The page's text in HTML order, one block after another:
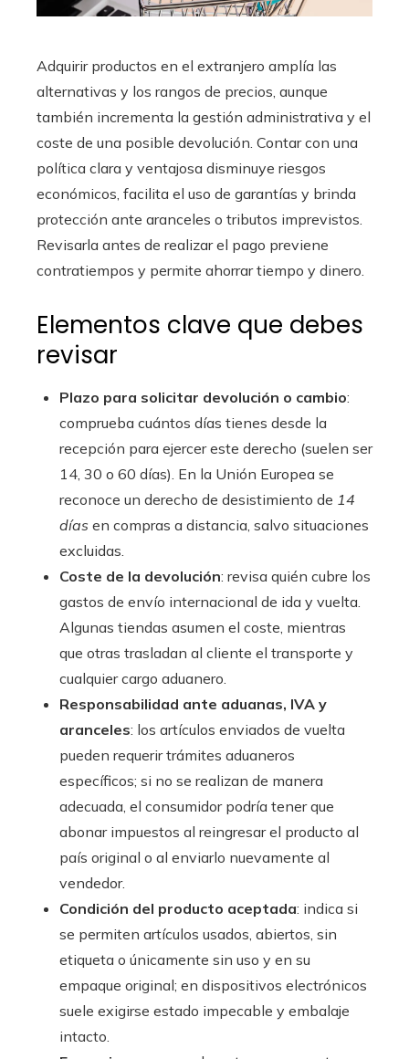
Adquirir productos en el extranjero amplía las
alternativas y los rangos de precios, aunque
también incrementa la gestión administrativa y el
coste de una posible devolución. Contar con una
política clara y ventajosa disminuye riesgos
económicos, facilita el uso de garantías y brinda
protección ante aranceles o tributos imprevistos.
Revisarla antes de realizar el pago previene
contratiempos y permite ahorrar tiempo y dinero.
Elementos clave que debes
revisar
Plazo para solicitar devolución o cambio:
comprueba cuántos días tienes desde la
recepción para ejercer este derecho (suelen ser
14, 30 o 60 días). En la Unión Europea se
reconoce un derecho de desistimiento de 14
días en compras a distancia, salvo situaciones
excluidas.
Coste de la devolución: revisa quién cubre los
gastos de envío internacional de ida y vuelta.
Algunas tiendas asumen el coste, mientras
que otras trasladan al cliente el transporte y
cualquier cargo aduanero.
Responsabilidad ante aduanas, IVA y
aranceles: los artículos enviados de vuelta
pueden requerir trámites aduaneros
específicos; si no se realizan de manera
adecuada, el consumidor podría tener que
abonar impuestos al reingresar el producto al
país original o al enviarlo nuevamente al
vendedor.
Condición del producto aceptada: indica si
se permiten artículos usados, abiertos, sin
etiqueta o únicamente sin uso y en su
empaque original; en dispositivos electrónicos
suele exigirse estado impecable y embalaje
intacto.